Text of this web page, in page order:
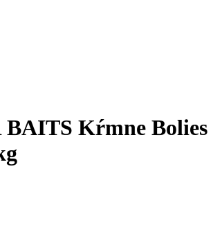
Kŕmne Bolies